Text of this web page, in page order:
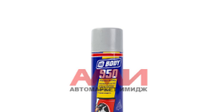
БЫСТРЫЙ ПРОСМОТР